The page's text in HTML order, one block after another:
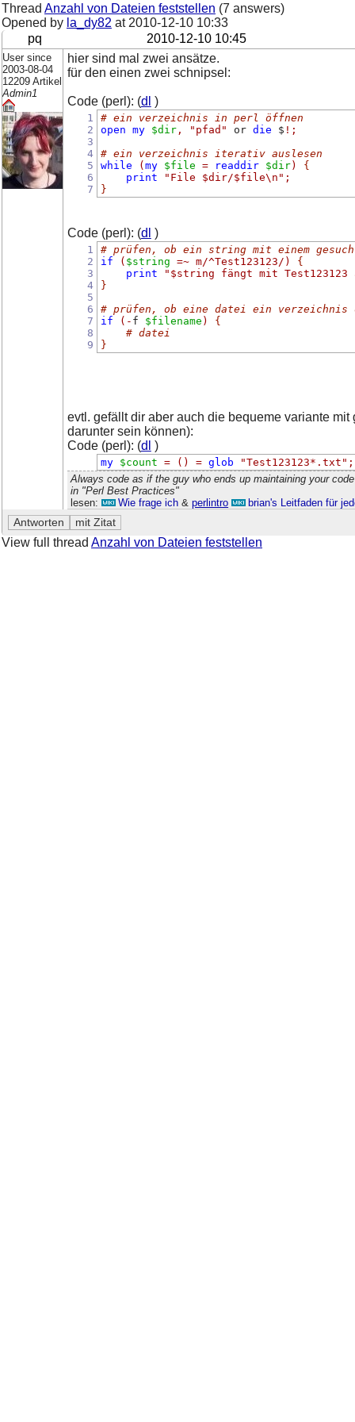
Thread Anzahl von Dateien feststellen (7 answers)
Opened by la_dy82 at 2010-12-10 10:33
pq
2010-12-10 10:45
User since
2003-08-04
12209 Artikel
Admin1
hier sind mal zwei ansätze.
für den einen zwei schnipsel:
Code (perl): (dl )
1
2
3
4
5
6
7
# ein verzeichnis in perl öffnen
open my $dir, "pfad" or die $ !;
# ein verzeichnis iterativ auslesen
while
( my $file = readdir $dir)
{
print
"File $dir/$file\n" ;
}
Code (perl): (dl )
1
2
3
4
5
6
7
8
9
# prüfen, ob ein string mit einem
if
( $string =~ m/^Test123123/ )
{
print
"$string fängt mit Test123123
}
# prüfen, ob eine datei ein
if
(- f $filename )
{
# datei
}
evtl. gefällt dir aber auch die bequeme variante
darunter sein können):
Code (perl): (dl )
my $count = () = glob "Test123123*.txt" ;
Always code as if the guy who ends up maintaining your
in "Perl Best Practices"
lesen:
Wie frage ich &perlintro brian's Leitfaden für
View full thread Anzahl von Dateien feststellen